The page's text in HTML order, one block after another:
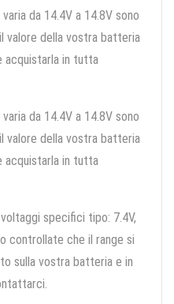
da 14.4V a 14.8V sono
valore della vostra batteria
acquistarla in tutta
da 14.4V a 14.8V sono
valore della vostra batteria
acquistarla in tutta
specifici tipo: 7.4V,
controllate che il range si
sulla vostra batteria e in